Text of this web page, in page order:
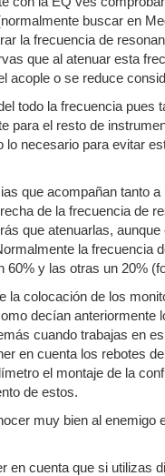
buscar en
la frecuencia de
que al atenuar esta
acople o se reduce
todo la frecuencia pues
para el resto de
lo necesario para evitar
que acompañan tanto a
de la frecuencia de
que atenuarlas, aunque
la frecuencia
60% y las otras un 20%
la colocación de los
decían anteriormente
cuando trabajas en
en cuenta los rebotes
el montaje de la
de estos.
muy bien al enemigo
en cuenta que si utilizas